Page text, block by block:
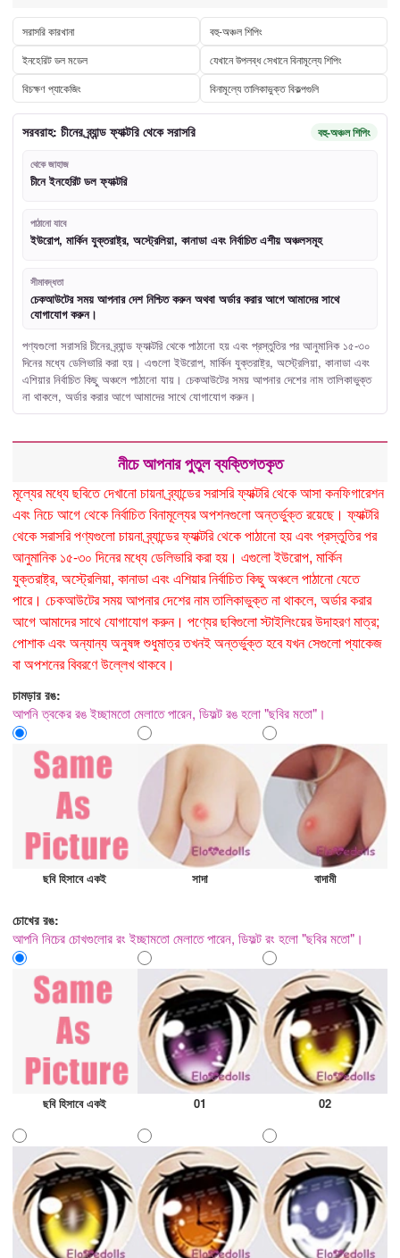
সরাসরি কারখানা
বহু-অঞ্চল শিপিং
ইনহেরিট ডল মডেল
যেখানে উপলব্ধ সেখানে বিনামূল্যে শিপিং
বিচক্ষণ প্যাকেজিং
বিনামূল্যে তালিকাভুক্ত বিকল্পগুলি
সরবরাহ: চীনের ব্র্যান্ড ফ্যাক্টরি থেকে সরাসরি বহু-অঞ্চল শিপিং
থেকে জাহাজ
চীনে ইনহেরিট ডল ফ্যাক্টরি
পাঠানো যাবে
ইউরোপ, মার্কিন যুক্তরাষ্ট্র, অস্ট্রেলিয়া, কানাডা এবং নির্বাচিত এশীয় অঞ্চলসমূহ
সীমাবদ্ধতা
চেকআউটের সময় আপনার দেশ নিশ্চিত করুন অথবা অর্ডার করার আগে আমাদের সাথে
যোগাযোগ করুন।
পণ্যগুলো সরাসরি চীনের ব্র্যান্ড ফ্যাক্টরি থেকে পাঠানো হয় এবং প্রস্তুতির পর আনুমানিক ১৫-৩০
দিনের মধ্যে ডেলিভারি করা হয়। এগুলো ইউরোপ, মার্কিন যুক্তরাষ্ট্র, অস্ট্রেলিয়া, কানাডা এবং
এশিয়ার নির্বাচিত কিছু অঞ্চলে পাঠানো যায়। চেকআউটের সময় আপনার দেশের নাম তালিকাভুক্ত
না থাকলে, অর্ডার করার আগে আমাদের সাথে যোগাযোগ করুন।
নীচে আপনার পুতুল ব্যক্তিগতকৃত
মূল্যের মধ্যে ছবিতে দেখানো চায়না ব্র্যান্ডের সরাসরি ফ্যাক্টরি থেকে আসা কনফিগারেশন
এবং নিচে আগে থেকে নির্বাচিত বিনামূল্যের অপশনগুলো অন্তর্ভুক্ত রয়েছে। ফ্যাক্টরি
থেকে সরাসরি পণ্যগুলো চায়না ব্র্যান্ডের ফ্যাক্টরি থেকে পাঠানো হয় এবং প্রস্তুতির পর
আনুমানিক ১৫-৩০ দিনের মধ্যে ডেলিভারি করা হয়। এগুলো ইউরোপ, মার্কিন
যুক্তরাষ্ট্র, অস্ট্রেলিয়া, কানাডা এবং এশিয়ার নির্বাচিত কিছু অঞ্চলে পাঠানো যেতে
পারে। চেকআউটের সময় আপনার দেশের নাম তালিকাভুক্ত না থাকলে, অর্ডার করার
আগে আমাদের সাথে যোগাযোগ করুন। পণ্যের ছবিগুলো স্টাইলিংয়ের উদাহরণ মাত্র;
পোশাক এবং অন্যান্য অনুষঙ্গ শুধুমাত্র তখনই অন্তর্ভুক্ত হবে যখন সেগুলো প্যাকেজ
বা অপশনের বিবরণে উল্লেখ থাকবে।
চামড়ার রঙ:
আপনি ত্বকের রঙ ইচ্ছামতো মেলাতে পারেন, ডিফল্ট রঙ হলো "ছবির মতো"।
ছবি হিসাবে একই সাদা বাদামী
চোখের রঙ:
আপনি নিচের চোখগুলোর রং ইচ্ছামতো মেলাতে পারেন, ডিফল্ট রং হলো "ছবির মতো"।
ছবি হিসাবে একই 01 02